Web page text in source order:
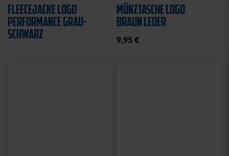
FLEECEJACKE LOGO
PERFORMANCE GRAU-
SCHWARZ
MÜNZTASCHE LOGO
BRAUN LEDER
9,95 €